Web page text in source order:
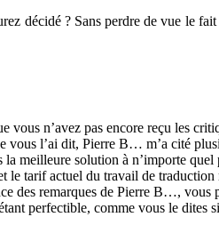
décidé ? Sans perdre de vue le
vous n’avez pas encore reçu les
l’ai dit, Pierre B… m’a cité
meilleure solution à n’importe
tarif actuel du travail de
des remarques de Pierre B…,
perfectible, comme vous le